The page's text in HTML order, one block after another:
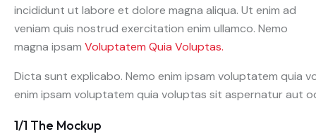
incididunt ut labore et dolore magna aliqua. Ut enim ad
veniam quis nostrud exercitation enim ullamco. Nemo
magna ipsam Voluptatem Quia Voluptas.
Dicta sunt explicabo. Nemo enim ipsam voluptatem quia
enim ipsam voluptatem quia voluptas sit aspernatur aut
1/1 The Mockup